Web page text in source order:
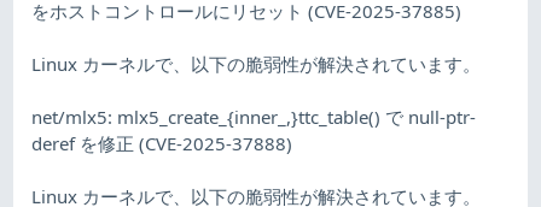
をホストコントロールにリセット (CVE-2025-37885)
Linux カーネルで、以下の脆弱性が解決されています。
net/mlx5: mlx5_create_{inner_,}ttc_table() で null-ptr-
deref を修正 (CVE-2025-37888)
Linux カーネルで、以下の脆弱性が解決されています。